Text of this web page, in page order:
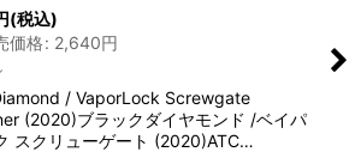
(税込)
価格: 2,640円
/ VaporLock Screwgate
(2020)ブラックダイヤモンド /ベイパ
スクリューゲート (2020)ATC…